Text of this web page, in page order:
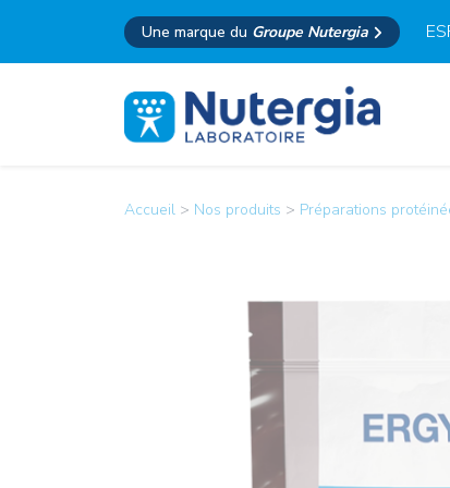
Une marque du Groupe Nutergia
Accueil > Nos produits > Préparations